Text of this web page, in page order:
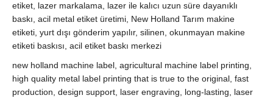
etiket, lazer markalama, lazer ile kalıcı uzun süre dayanıklı
baskı, acil metal etiket üretimi, New Holland Tarım makine
etiketi, yurt dışı gönderim yapılır, silinen, okunmayan makine
etiketi baskısı, acil etiket baskı merkezi
new holland machine label, agricultural machine label printing,
high quality metal label printing that is true to the original, fast
production, design support, laser engraving, long-lasting, laser